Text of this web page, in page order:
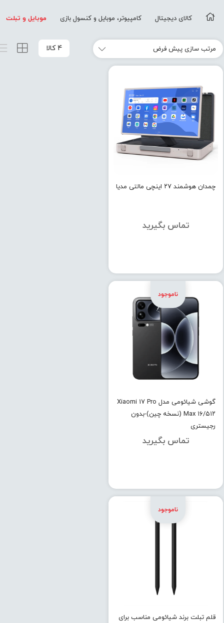
کالای دیجیتال کامپیوتر، موبایل و کنسول بازی موبایل و تبلت
4 کالا
چمدان هوشمند ۲۷ اینچی مالتی مدیا
تماس بگیرید
گوشی شیائومی مدل Xiaomi 17 Pro
Max ۱۶/۵۱۲ (نسخه چین)-بدون
رجیستری
تماس بگیرید
قلم تبلت برند شیائومی مناسب برای